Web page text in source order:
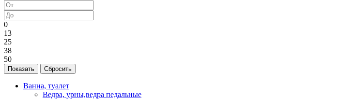
0
13
25
38
50
Ванна, туалет
Ведра, урны,ведра педальные